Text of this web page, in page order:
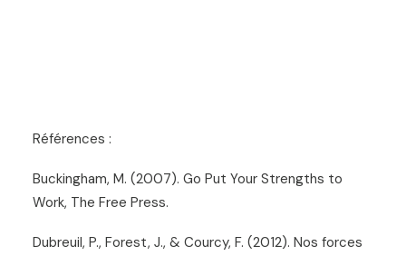
Références :
Buckingham, M. (2007). Go Put Your Strengths to
Work, The Free Press.
Dubreuil, P., Forest, J., & Courcy, F. (2012). Nos forces